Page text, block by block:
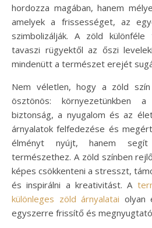
hordozza magában, hanem
amelyek a frissességet, az
szimbolizálják. A zöld különféle
tavaszi rügyektől az őszi
mindenütt a természet erejét
Nem véletlen, hogy a zöld
ösztönös: környezetünkben
biztonság, a nyugalom és az
árnyalatok felfedezése és
élményt nyújt, hanem
természethez. A zöld színben
képes csökkenteni a stresszt,
és inspirálni a kreativitást. A
különleges zöld árnyalatai olyan
egyszerre frissítő és